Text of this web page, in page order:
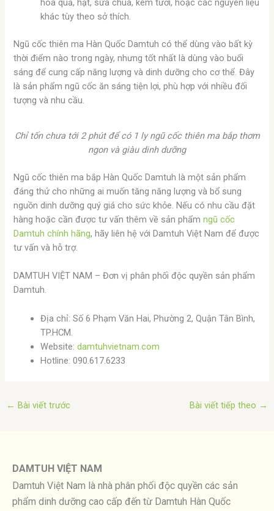
hoa quả, hạt, sữa chua, kem tươi, hoặc các nguyên liệu
khác tùy theo sở thích.
Ngũ cốc thiên ma Hàn Quốc Damtuh có thể dùng vào bất kỳ
thời điểm nào trong ngày, nhưng tốt nhất là dùng vào buổi
sáng để cung cấp năng lượng và dinh dưỡng cho cơ thể. Đây
là sản phẩm ngũ cốc ăn sáng tiện lợi, phù hợp với nhiều đối
tượng và nhu cầu.
Chỉ tốn chưa tới 2 phút để có 1 ly ngũ cốc thiên ma bắp thơm
ngon và giàu dinh dưỡng
Ngũ cốc thiên ma bắp Hàn Quốc Damtuh là một sản phẩm
đáng thử cho những ai muốn tăng năng lượng và bổ sung
nguồn dinh dưỡng quý giá cho sức khỏe. Nếu có nhu cầu đặt
hàng hoặc cần được tư vấn thêm về sản phẩmngũ cốc
Damtuh chính hãng, hãy liên hệ với Damtuh Việt Nam để được
tư vấn và hỗ trợ.
DAMTUH VIỆT NAM – Đơn vị phân phối độc quyền sản phẩm
Damtuh.
Địa chỉ: Số 6 Phạm Văn Hai, Phường 2, Quận Tân Bình,
TP.HCM.
Website: damtuhvietnam.com
Hotline: 090.617.6233
← Bài viết trước Bài viết tiếp theo →
DAMTUH VIỆT NAM
Damtuh Việt Nam là nhà phân phối độc quyền các sản
phẩm dinh dưỡng cao cấp đến từ Damtuh Hàn Quốc